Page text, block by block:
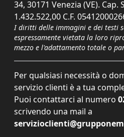
34, 30171 Venezia (VE). Cap.
1.432.522,00 C.F.
I diritti delle immagini e dei testi
espressamente vietata la loro
mezzo e l'adattamento totale o
Per qualsiasi necessità o
servizio clienti è a tua
Puoi contattarci al numero
scrivendo una mail a